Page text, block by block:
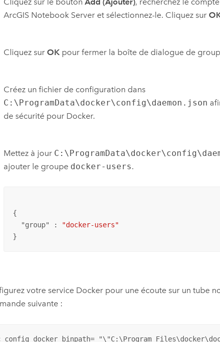
ArcGIS Notebook Serveret sélectionnez-le. Cliquez sur
Cliquez sur OKpour fermer la boîte de dialogue de
Créez un fichier de configuration dans
C:\ProgramData\docker\config\daemon.json
de sécurité pour Docker.
Mettez à jour
ajouter le groupe docker-users.
{
  "
group" :
"docker-users"
}
votre service Docker pour une écoute sur un tube
suivante :
config docker binpath= "\"C:\Program